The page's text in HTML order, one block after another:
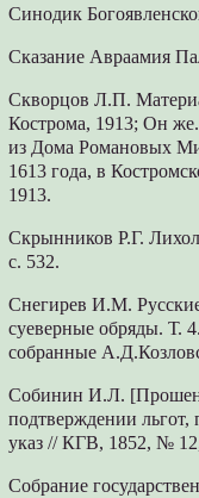
Синодик
Сказание Авраамия
Скворцов Л.П.
Кострома, 1913; Он
из Дома Романовых
1613 года, в
1913.
Скрынников Р.Г.
с. 532.
Снегирев И.М.
суеверные обряды. Т.
собранные
Собинин И.Л.
подтверждении
указ // КГВ, 1852, №
Собрание